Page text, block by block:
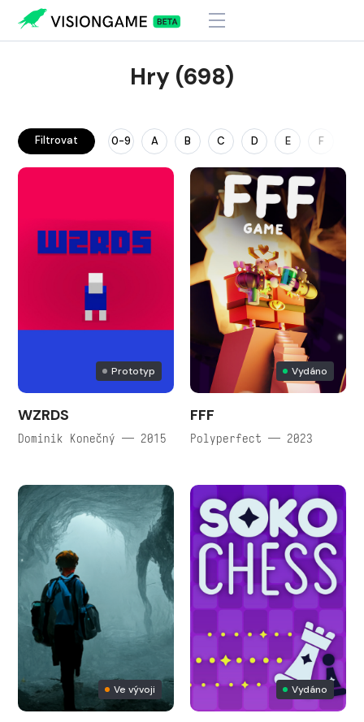
Hry (698)
Filtrovat 0-9 A B C D E F
Prototyp
WZRDS
Dominik Konečný — 2015
Vydáno
FFF
Polyperfect — 2023
Ve vývoji Vydáno